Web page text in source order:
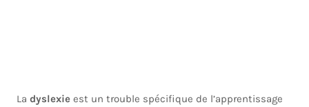
La dyslexie est un trouble spécifique de l’apprentissage